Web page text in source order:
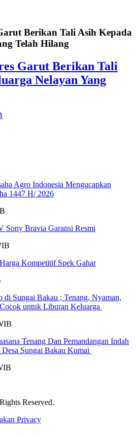
Berikan Tali Asih Kepada
Telah Hilang
Garut Berikan Tali
Nelayan Yang
Agro Indonesia Mengucapkan
1447 H/ 2026
Sony Bravia Garansi Resmi
Kompetitif Spek Gahar
Sungai Bakau ; Tenang, Nyaman,
untuk Liburan Keluarga
Tenang Dan Pemandangan Indah
Sungai Bakau Kumai
Reserved.
Privacy